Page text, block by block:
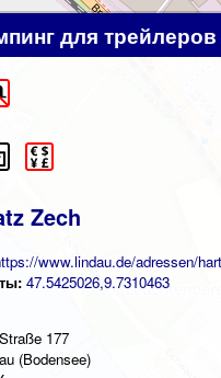
для трейлеров
Zech
www.lindau.de/adressen/
47.5425026,9.7310463
177
(Bodensee)